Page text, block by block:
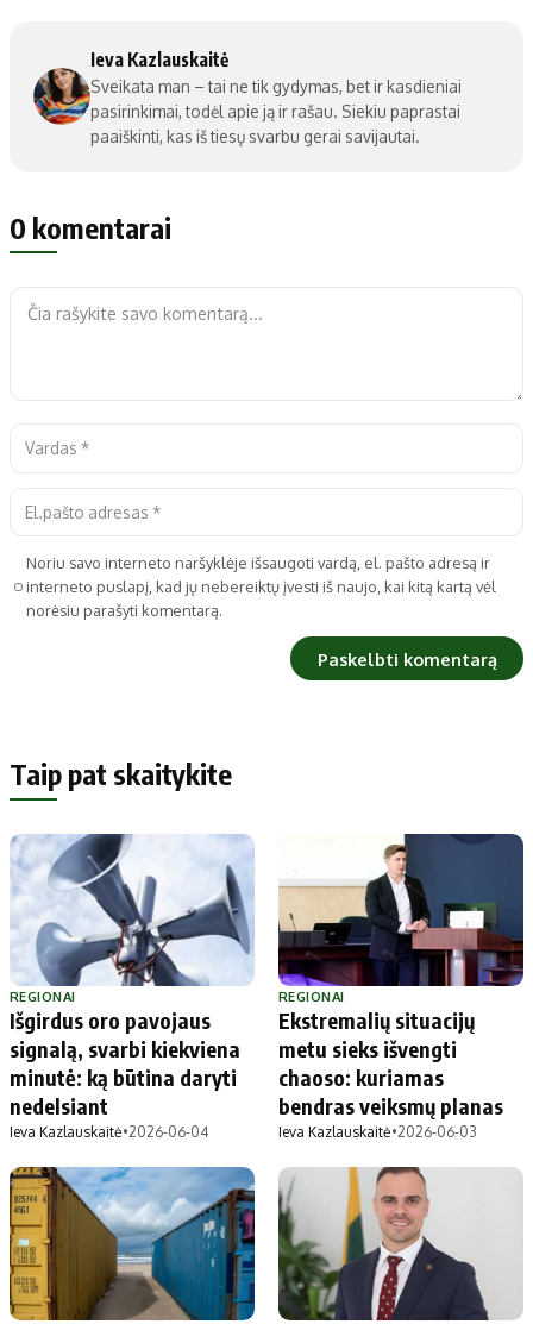
Ieva Kazlauskaitė
Sveikata man – tai ne tik gydymas, bet ir kasdieniai
pasirinkimai, todėl apie ją ir rašau. Siekiu paprastai
paaiškinti, kas iš tiesų svarbu gerai savijautai.
0 komentarai
Noriu savo interneto naršyklėje išsaugoti vardą, el. pašto adresą ir
interneto puslapį, kad jų nebereiktų įvesti iš naujo, kai kitą kartą vėl
norėsiu parašyti komentarą.
Taip pat skaitykite
REGIONAI
Išgirdus oro pavojaus
signalą, svarbi kiekviena
minutė: ką būtina daryti
nedelsiant
Ieva Kazlauskaitė•2026-06-04
REGIONAI
Ekstremalių situacijų
metu sieks išvengti
chaoso: kuriamas
bendras veiksmų planas
Ieva Kazlauskaitė•2026-06-03